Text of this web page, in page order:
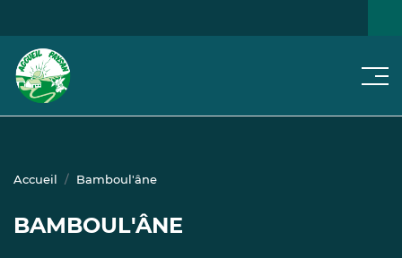
NOS
Accueil Bamboul'âne
BAMBOUL'ÂNE